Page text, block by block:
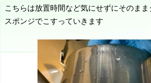
こちらは放置時間など気にせずにそのま
スポンジでこすっていきます